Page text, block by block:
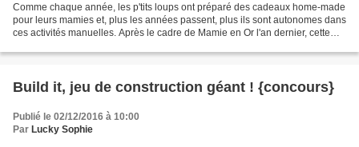
Comme chaque année, les p'tits loups ont préparé des cadeaux home-made
pour leurs mamies et, plus les années passent, plus ils sont autonomes dans
ces activités manuelles. Après le cadre de Mamie en Or l'an dernier, cette
Build it, jeu de construction géant ! {concours}
Publié le 02/12/2016 à 10:00
Par Lucky Sophie